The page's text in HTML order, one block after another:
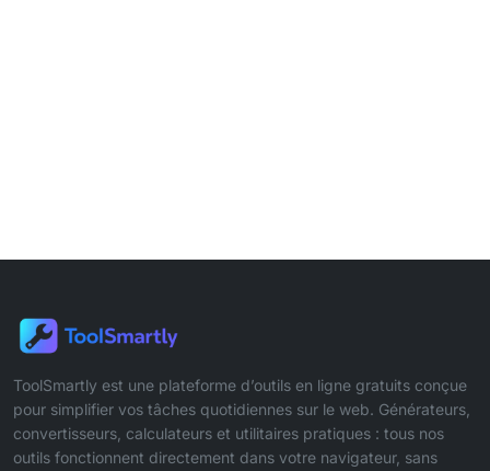
ToolSmartly est une plateforme d’outils en ligne gratuits conçue
pour simplifier vos tâches quotidiennes sur le web. Générateurs,
convertisseurs, calculateurs et utilitaires pratiques : tous nos
outils fonctionnent directement dans votre navigateur, sans